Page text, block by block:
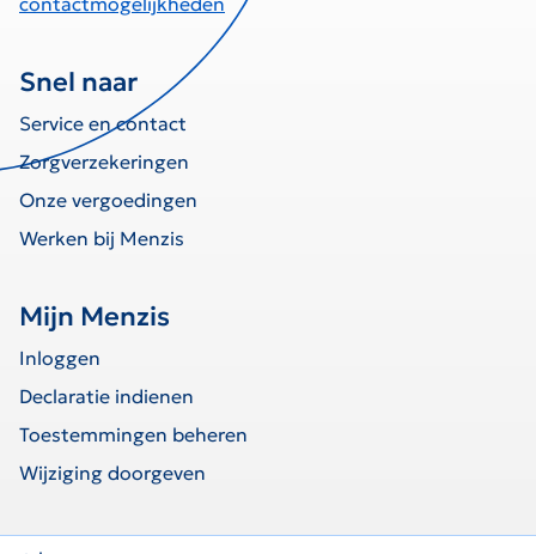
Snel naar
Service en contact
Zorgverzekeringen
Onze vergoedingen
Werken bij Menzis
Mijn Menzis
Inloggen
Declaratie indienen
Toestemmingen beheren
Wijziging doorgeven